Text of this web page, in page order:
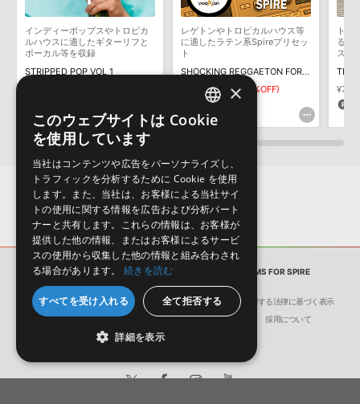
そのものをお使いいただくことはできません。また、デモソングを
構成する全てのサウンドが、サンプルパックに含まれていることを
保証するものではありません。
しかねます。
インディーポップスやトロピカ
ルハウスに適したギターリフと
ボーカル等を収録
STRIPPED POP VOL 1
レゲトンやトロピカルハウス等
に適したラテン系Spireプリセッ
ト
SHOCKING REGGAETON FOR SPIRE
¥2,332 ¥1,166(50%OFF)
58pt
トラ
るプ
スト
サンプルパック SUMMER TRANCE ANTHEMS FOR SPIRE
会社概要 環境保護（CSR）への取り組み
特定商取引に関する法律に基づく表示
サイト動作環境
利用規約 個人情報の保護について 採用について
ENGLISH
×
このウェブサイトは Cookie
を使用しています
当社はコンテンツや広告をパーソナライズし、
トラフィックを分析するために Cookie を使用
します。また、当社は、お客様による当社サイ
トの使用に関する情報を広告および分析パート
ナーと共有します。これらの情報は、お客様が
提供した他の情報、またはお客様によるサービ
スの使用から収集した他の情報と組み合わされ
る場合があります。
続きを読む
すべてを受け入れる 全て拒否する
詳細を表示